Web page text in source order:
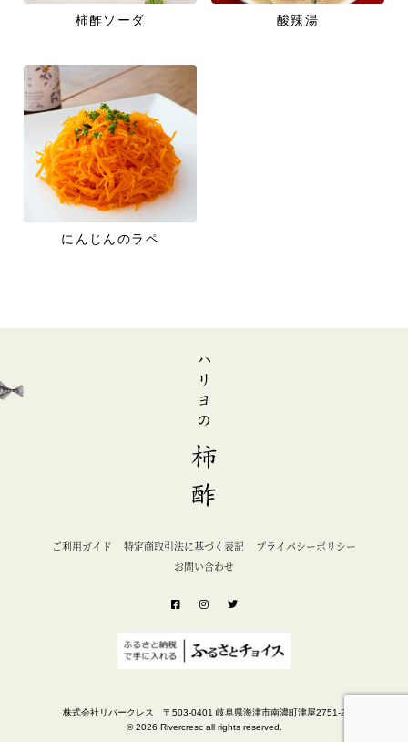
柿酢ソーダ 酸辣湯
にんじんのラペ
ご利用ガイド 特定商取引法に基づく表記
プライバシーポリシー
お問い合わせ
株式会社リバークレス 〒503-0401 岐阜県海津市南濃町津屋2751-2
©2026 Rivercresc all rights reserved.